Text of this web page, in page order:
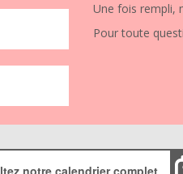
Une fois rempli,
Pour toute
notre calendrier complet